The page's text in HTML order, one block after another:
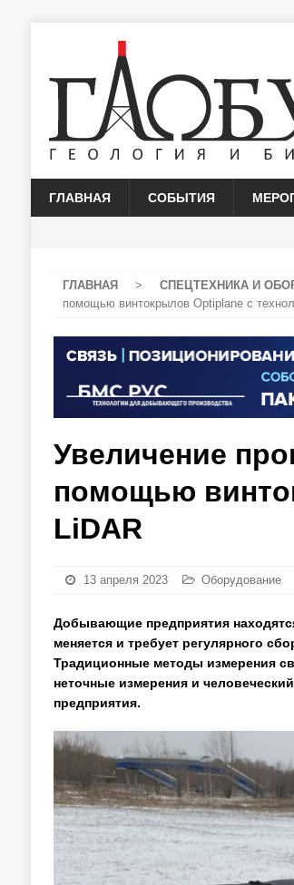
ГЛАВНАЯ СОБЫТИЯ
ГЛАВНАЯ > СПЕЦТЕХНИКА И
помощью винтокрылов Optiplane с
Увеличение
помощью
LiDAR
13 апреля 2023 Оборудование
Добывающие предприятия
меняется и требует регулярного
Традиционные методы измерения
неточные измерения и
предприятия.